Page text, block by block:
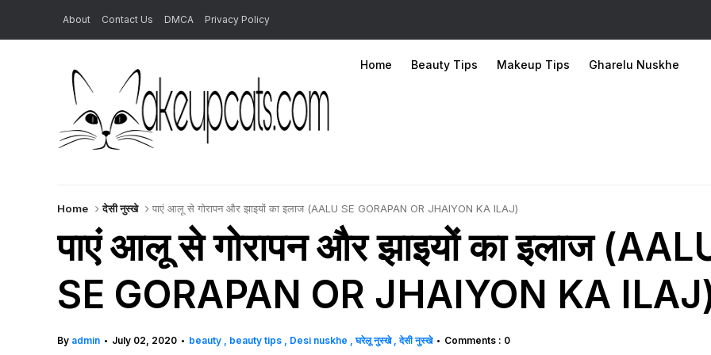
About Contact Us DMCA Privacy Policy
Home Beauty Tips Makeup Tips Gharelu Nuskhe
Home देसी नुस्खे पाएं आलू से गोरापन और झाइयों का इलाज (AALU SE GORAPAN OR JHAIYON KA ILAJ)
पाएं आलू से गोरापन और झाइयों का इलाज
SE GORAPAN OR JHAIYON KA
By admin • July 02, 2020 • beauty beauty tips Desi nuskhe घरेलू नुस्खे देसी नुस्खे • Comments : 0